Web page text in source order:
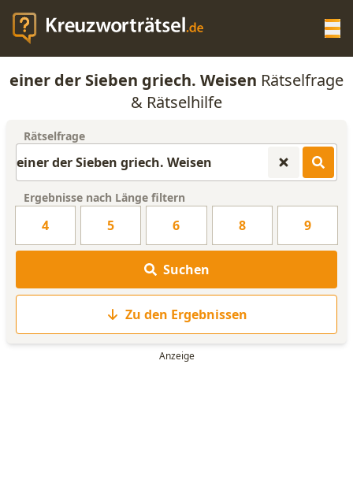
KREUZWORTRÄTSEL-HILFE
ANAGRAMM-GENERATOR
WORTLISTE
einer der Sieben griech. Weisen Rätselfrage
& Rätselhilfe
Rätselfrage
Ergebnisse nach Länge filtern
4 5 6 8 9
Suchen
Zu den Ergebnissen